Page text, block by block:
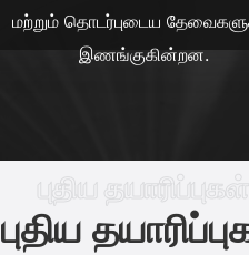
மற்றும் தொடர்புடைய
இணங்குகின்றன.
புதிய
புதிய தயாரிப்புகள்